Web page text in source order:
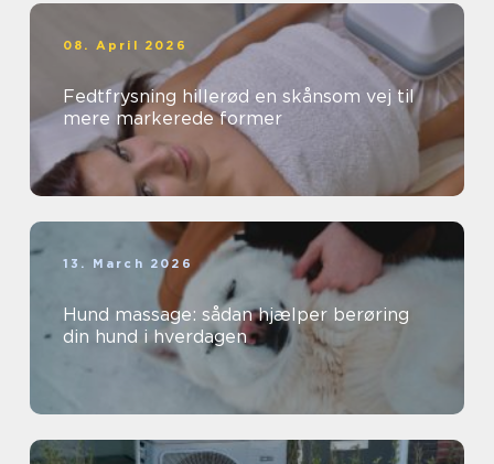
08. April 2026
Fedtfrysning hillerød en skånsom vej til
mere markerede former
13. March 2026
Hund massage: sådan hjælper berøring
din hund i hverdagen